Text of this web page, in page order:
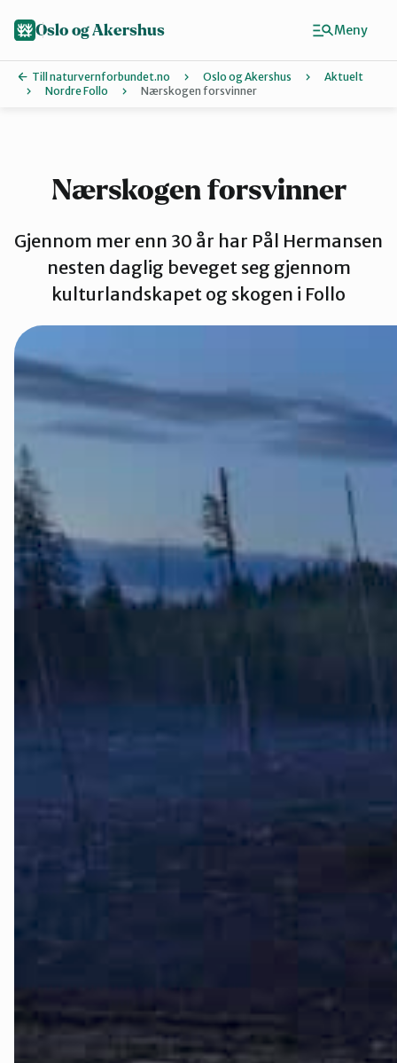
Aurskog-
Groruddalen
Hurum og
Jevnaker
Nordre Follo
Oslo og Akershus
Till naturvernforbundet.no Oslo og Akershus
Aktuelt
Nordre Follo
Nærskogen forsvinner
Nærskogen forsvinner
Gjennom mer enn 30 år har Pål Hermansen
nesten daglig beveget seg gjennom
kulturlandskapet og skogen i Follo